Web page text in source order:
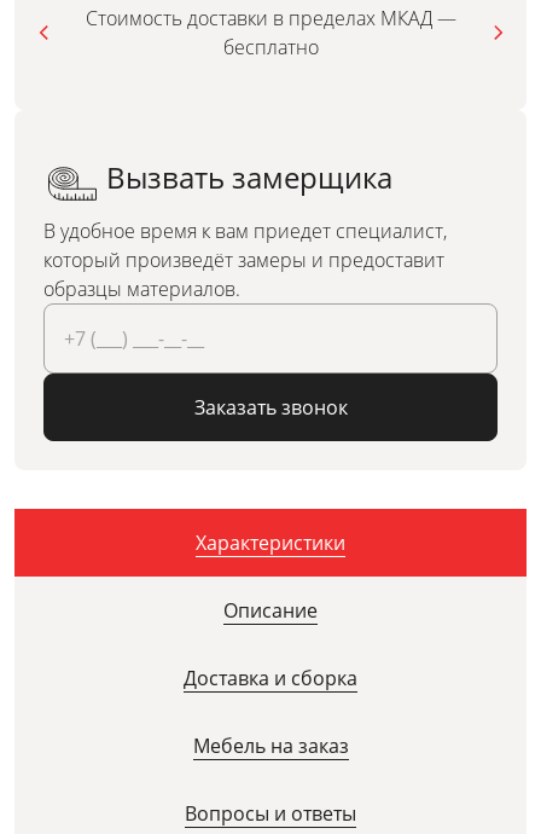
Стоимость доставки в пределах МКАД —
бесплатно
Вызвать замерщика
В удобное время к вам приедет специалист,
который произведёт замеры и предоставит
образцы материалов.
Заказать звонок
Характеристики
Описание
Доставка и сборка
Мебель на заказ
Вопросы и ответы